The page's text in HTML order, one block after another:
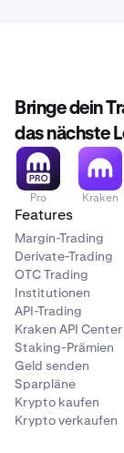
Bringe dein
das nächste
Pro Kraken
Features
Margin-Trading
Derivate-Trading
OTC Trading
Institutionen
API-Trading
Kraken API Center
Staking-Prämien
Geld senden
Sparpläne
Krypto kaufen
Krypto verkaufen